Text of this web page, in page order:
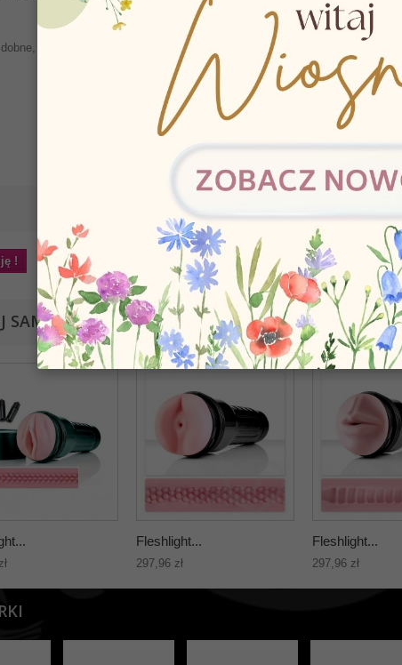
metalowe opakowanie.
!
SAMEJ KATEGORII:
Fleshlight...
297,96 zł
Fleshlight...
297,96 zł